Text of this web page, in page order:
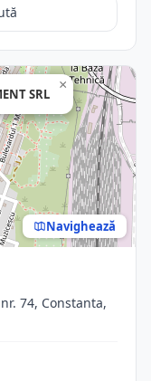
SRL
×
Navighează
nr. 74, Constanta,